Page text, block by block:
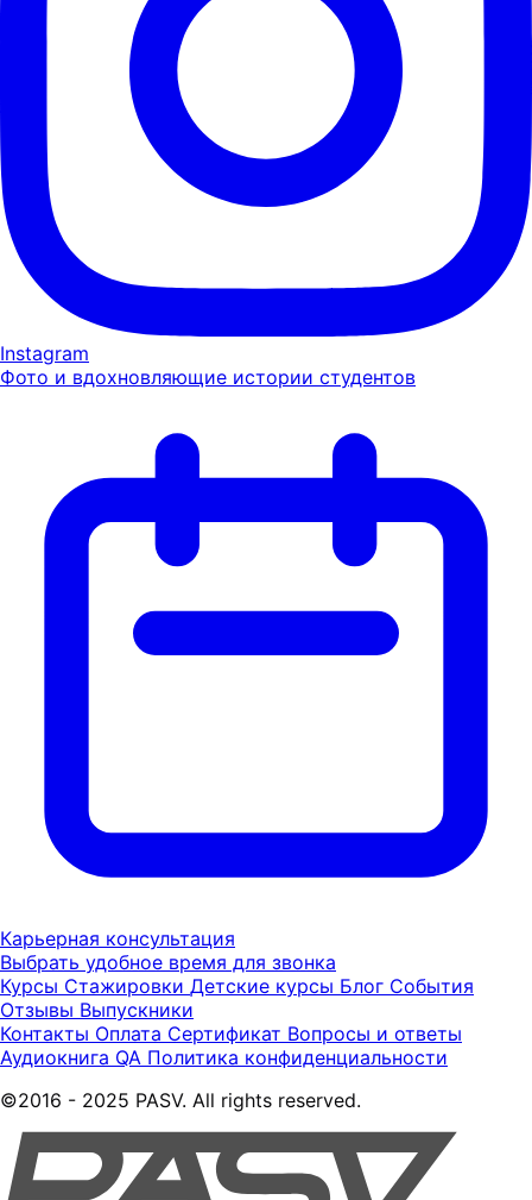
Instagram
Фото и вдохновляющие истории студентов
Карьерная консультация
Выбрать удобное время для звонка
Курсы Стажировки Детские курсы Блог События
Отзывы Выпускники
Контакты Оплата Сертификат Вопросы и ответы
Аудиокнига QA Политика конфиденциальности
©2016 - 2025 PASV. All rights reserved.